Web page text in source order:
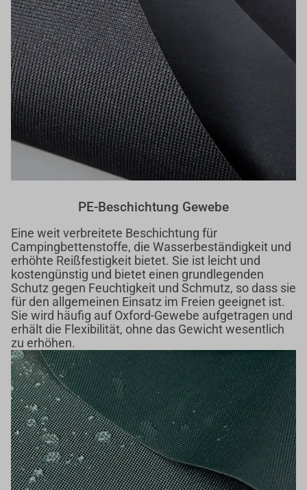
PE-Beschichtung Gewebe
Eine weit verbreitete Beschichtung für
Campingbettenstoffe, die Wasserbeständigkeit und
erhöhte Reißfestigkeit bietet. Sie ist leicht und
kostengünstig und bietet einen grundlegenden
Schutz gegen Feuchtigkeit und Schmutz, so dass sie
für den allgemeinen Einsatz im Freien geeignet ist.
Sie wird häufig auf Oxford-Gewebe aufgetragen und
erhält die Flexibilität, ohne das Gewicht wesentlich
zu erhöhen.